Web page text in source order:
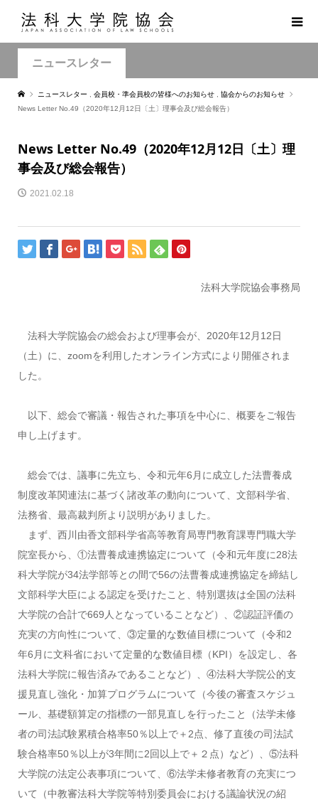
ニュースレター
ニュースレター 会員校・準会員校の皆様へのお知らせ
協会からのお知らせ
News Letter No.49（2020年12月12日〔土〕理事会及び総会報告）
News Letter No.49（2020年12月12日〔土〕理
事会及び総会報告）
2021.02.18
法科大学院協会事務局
法科大学院協会の総会および理事会が、2020年12月12日
（土）に、zoomを利用したオンライン方式により開催されま
した。
以下、総会で審議・報告された事項を中心に、概要をご報告
申し上げます。
総会では、議事に先立ち、令和元年6月に成立した法曹養成
制度改革関連法に基づく諸改革の動向について、文部科学省、
法務省、最高裁判所より説明がありました。
まず、西川由香文部科学省高等教育局専門教育課専門職大学
院室長から、①法曹養成連携協定について（令和元年度に28法
科大学院が34法学部等との間で56の法曹養成連携協定を締結し
文部科学大臣による認定を受けたこと、特別選抜は全国の法科
大学院の合計で669人となっていることなど）、②認証評価の
充実の方向性について、③定量的な数値目標について（令和2
年6月に文科省において定量的な数値目標（KPI）を設定し、各
法科大学院に報告済みであることなど）、④法科大学院公的支
援見直し強化・加算プログラムについて（今後の審査スケジュ
ール、基礎額算定の指標の一部見直しを行ったこと（法学未修
者の司法試験累積合格率50％以上で＋2点、修了直後の司法試
験合格率50％以上が3年間に2回以上で＋２点）など）、⑤法科
大学院の法定公表事項について、⑥法学未修者教育の充実につ
いて（中教審法科大学院等特別委員会における議論状況の紹